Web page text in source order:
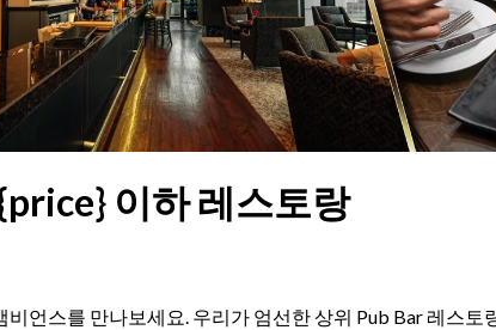
이하 레스토랑
언스를 만나보세요. 우리가 엄선한 상위 Pub Bar 레스